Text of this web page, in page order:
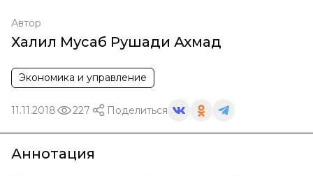
Автор
Халил Мусаб Рушади Ахмад
Экономика и управление
11.11.2018 227 Поделиться
Аннотация